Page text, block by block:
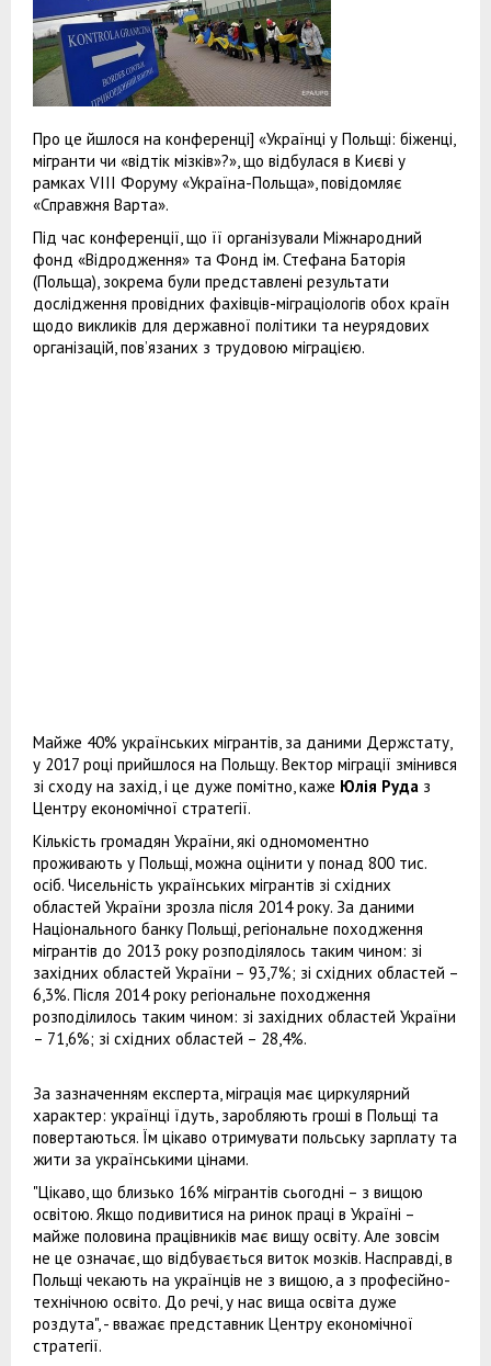
Про це йшлося на конференці] «Українці у Польщі: біженці,
мігранти чи «відтік мізків»?», що відбулася в Києві у
рамках VIІІ Форуму «Україна-Польща», повідомляє
«Справжня Варта».
Під час конференції, що її організували Міжнародний
фонд «Відродження» та Фонд ім. Стефана Баторія
(Польща), зокрема були представлені результати
дослідження провідних фахівців-міграціологів обох країн
щодо викликів для державної політики та неурядових
організацій, пов’язаних з трудовою міграцією.
Майже 40% українських мігрантів, за даними Держстату,
у 2017 році прийшлося на Польщу. Вектор міграції змінився
зі сходу на захід, і це дуже помітно, каже Юлія Руда з
Центру економічної стратегії.
Кількість громадян України, які одномоментно
проживають у Польщі, можна оцінити у понад 800 тис.
осіб. Чисельність українських мігрантів зі східних
областей України зрозла після 2014 року. За даними
Національного банку Польщі, регіональне походження
мігрантів до 2013 року розподілялось таким чином: зі
західних областей України – 93,7%; зі східних областей –
6,3%. Після 2014 року регіональне походження
розподілилось таким чином: зі західних областей України
– 71,6%; зі східних областей – 28,4%.
За зазначенням експерта, міграція має циркулярний
характер: українці їдуть, заробляють гроші в Польщі та
повертаються. Їм цікаво отримувати польську зарплату та
жити за українськими цінами.
"Цікаво, що близько 16% мігрантів сьогодні – з вищою
освітою. Якщо подивитися на ринок праці в Україні –
майже половина працівників має вищу освіту. Але зовсім
не це означає, що відбувається виток мозків. Насправді, в
Польщі чекають на українців не з вищою, а з професійно-
технічною освіто. До речі, у нас вища освіта дуже
роздута", - вважає представник Центру економічної
стратегії.